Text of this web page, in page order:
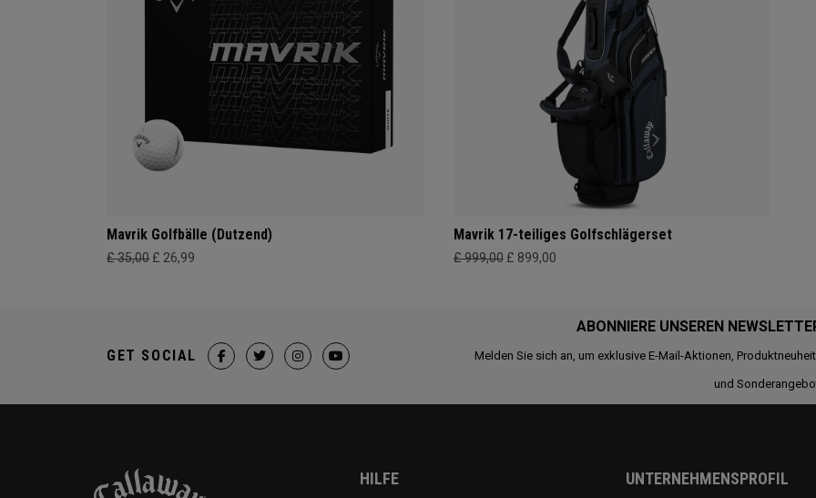
Mavrik Golfbälle (Dutzend)
£ 35,00 £ 26,99
Mavrik 17-teiliges Golfschlägerset
£ 999,00 £ 899,00
ABONNIERE UNSEREN
Melden Sie sich an, um exklusive E-Mail-Aktionen,
und
GET SOCIAL
HILFE UNTERNEHMENSPROFIL